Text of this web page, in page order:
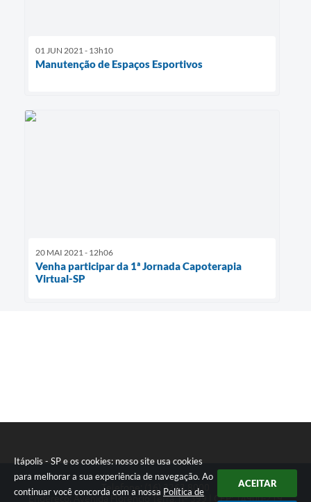
Itápolis - SP e os cookies: nosso site usa cookies
para melhorar a sua experiência de navegação. Ao
continuar você concorda com a nossa Política de
ACEITAR
01 JUN 2021 - 13h10
Manutenção de Espaços Esportivos
20 MAI 2021 - 12h06
Venha participar da 1ª Jornada Capoterapia
Virtual-SP
Telefone: (16) 3263.8000
Endereço: Avenida Florêncio Terra, nº 399 | CEP: 14900-219